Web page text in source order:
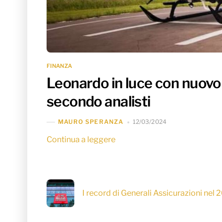
FINANZA
Leonardo in luce con
secondo analisti
MAURO SPERANZA 12/03/2024
Continua a leggere
I record di Generali Assicurazioni nel